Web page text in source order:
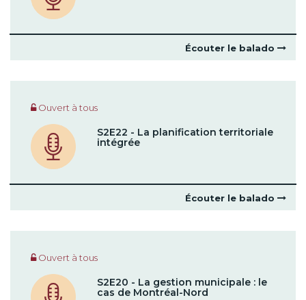
Écouter le balado
Ouvert à tous
S2E22 - La planification territoriale
intégrée
Écouter le balado
Ouvert à tous
S2E20 - La gestion municipale : le
cas de Montréal-Nord